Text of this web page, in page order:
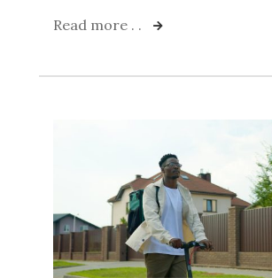
Read more . .